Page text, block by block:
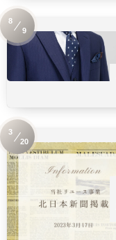
8
9
3
20